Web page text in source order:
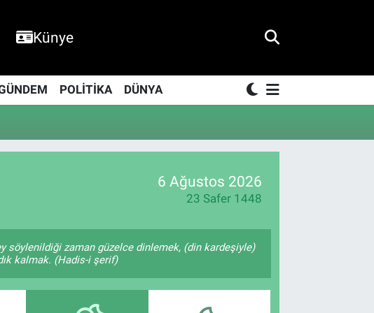
Künye
POLİTİKA DÜNYA
6 Ağustos 2026
23 Safer 1448
söylenildiği zaman güzelce dinlemek, (din kardeşiyle)
kalmak. (Hadis-i şerif)